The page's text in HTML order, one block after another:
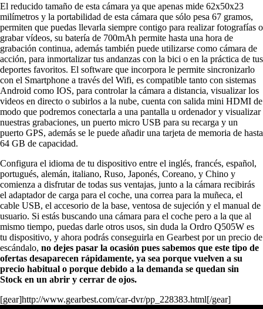
El reducido tamaño de esta cámara ya que apenas mide 62x50x23
milímetros y la portabilidad de esta cámara que sólo pesa 67 gramos,
permiten que puedas llevarla siempre contigo para realizar fotografías o
grabar vídeos, su batería de 700mAh permite hasta una hora de
grabación continua, además también puede utilizarse como cámara de
acción, para inmortalizar tus andanzas con la bici o en la práctica de tus
deportes favoritos. El software que incorpora le permite sincronizarlo
con el Smartphone a través del Wifi, es compatible tanto con sistemas
Android como IOS, para controlar la cámara a distancia, visualizar los
videos en directo o subirlos a la nube, cuenta con salida mini HDMI de
modo que podremos conectarla a una pantalla u ordenador y visualizar
nuestras grabaciones, un puerto micro USB para su recarga y un
puerto GPS, además se le puede añadir una tarjeta de memoria de hasta
64 GB de capacidad.
Configura el idioma de tu dispositivo entre el inglés, francés, español,
portugués, alemán, italiano, Ruso, Japonés, Coreano, y Chino y
comienza a disfrutar de todas sus ventajas, junto a la cámara recibirás
el adaptador de carga para el coche, una correa para la muñeca, el
cable USB, el accesorio de la base, ventosa de sujeción y el manual de
usuario. Si estás buscando una cámara para el coche pero a la que al
mismo tiempo, puedas darle otros usos, sin duda la Ordro Q505W es
tu dispositivo, y ahora podrás conseguirla en Gearbest por un precio de
escándalo, no dejes pasar la ocasión pues sabemos que este tipo de
ofertas desaparecen rápidamente, ya sea porque vuelven a su
precio habitual o porque debido a la demanda se quedan sin
Stock en un abrir y cerrar de ojos.
[gear]http://www.gearbest.com/car-dvr/pp_228383.html[/gear]